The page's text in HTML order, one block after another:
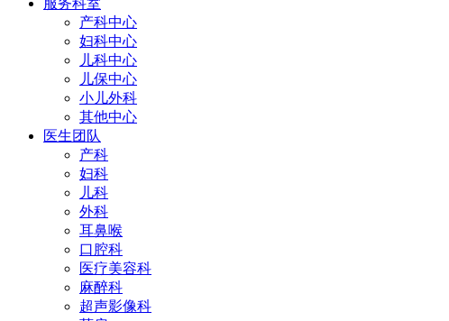
服务科室
产科中心
妇科中心
儿科中心
儿保中心
小儿外科
其他中心
医生团队
产科
妇科
儿科
外科
耳鼻喉
口腔科
医疗美容科
麻醉科
超声影像科